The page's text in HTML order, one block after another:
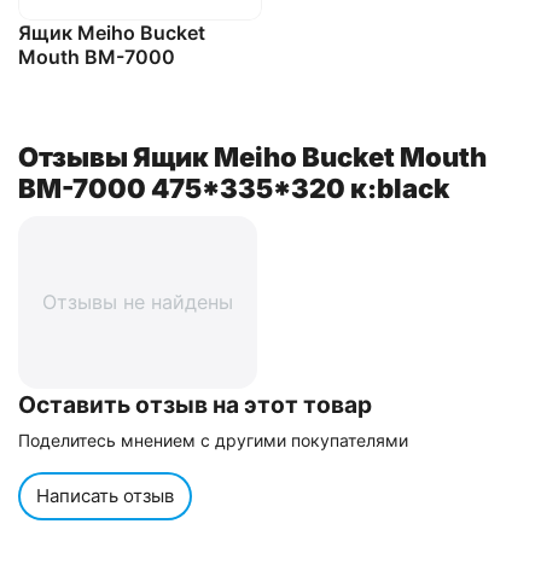
Ящик Meiho Bucket
Mouth BM-7000
Отзывы Ящик Meiho Bucket Mouth
BM-7000 475*335*320 к:black
Отзывы не найдены
Оставить отзыв на этот товар
Поделитесь мнением с другими покупателями
Написать отзыв